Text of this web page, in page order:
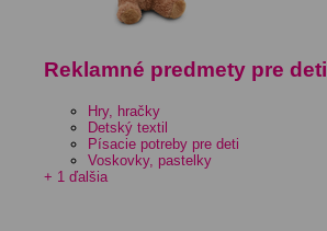
Reklamné predmety pre deti
Hry, hračky
Detský textil
Písacie potreby pre deti
Voskovky, pastelky
+ 1 ďalšia